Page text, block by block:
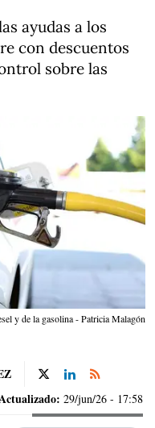
ayudas a los
con descuentos
sobre las
y de la gasolina - Patricia Malagón
29/jun/26 - 17:58